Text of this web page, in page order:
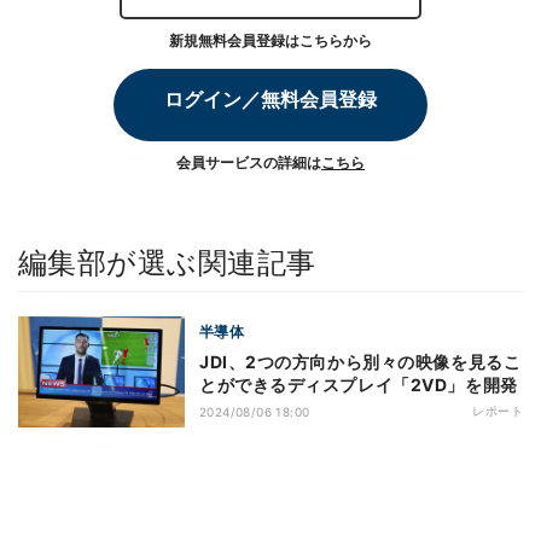
新規無料会員登録はこちらから
ログイン／無料会員登録
会員サービスの詳細はこちら
編集部が選ぶ関連記事
半導体
JDI、2つの方向から別々の映像を見るこ
とができるディスプレイ「2VD」を開発
2024/08/06 18:00 レポート